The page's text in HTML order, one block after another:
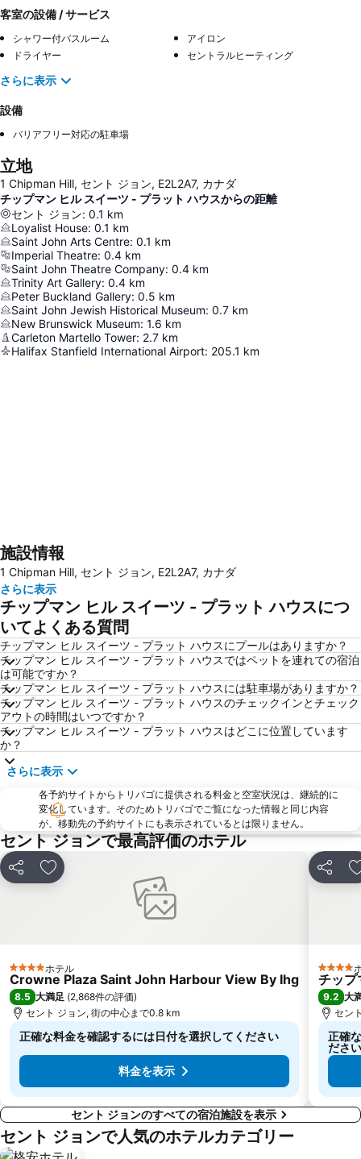
客室の設備 / サービス
シャワー付バスルーム
アイロン
ドライヤー
セントラルヒーティング
さらに表示
設備
バリアフリー対応の駐車場
立地
1 Chipman Hill, セント ジョン, E2L2A7, カナダ
チップマン ヒル スイーツ - プラット ハウスからの距離
セント ジョン: 0.1 km
Loyalist House: 0.1 km
Saint John Arts Centre: 0.1 km
Imperial Theatre: 0.4 km
Saint John Theatre Company: 0.4 km
Trinity Art Gallery: 0.4 km
Peter Buckland Gallery: 0.5 km
Saint John Jewish Historical Museum: 0.7 km
New Brunswick Museum: 1.6 km
Carleton Martello Tower: 2.7 km
Halifax Stanfield International Airport: 205.1 km
地図を拡大
施設情報
1 Chipman Hill, セント ジョン, E2L2A7, カナダ
さらに表示
チップマン ヒル スイーツ - プラット ハウスにつ
いてよくある質問
チップマン ヒル スイーツ - プラット ハウスにプールはありますか？
チップマン ヒル スイーツ - プラット ハウスではペットを連れての宿泊
は可能ですか？
チップマン ヒル スイーツ - プラット ハウスには駐車場がありますか？
チップマン ヒル スイーツ - プラット ハウスのチェックインとチェック
アウトの時間はいつですか？
チップマン ヒル スイーツ - プラット ハウスはどこに位置しています
か？
さらに表示
各予約サイトからトリバゴに提供される料金と空室状況は、継続的に
変化しています。そのためトリバゴでご覧になった情報と同じ内容
が、移動先の予約サイトにも表示されているとは限りません。
セント ジョンで最高評価のホテル
シェア お気に入りに追加
4 ホテルのランク
ホテル
Crowne Plaza Saint John Harbour View By Ihg
8.5 大満足 (2,868件の評価)
セント ジョン, 街の中心まで0.8 km
正確な料金を確認するには日付を選択してください
料金を表示
シェア
4 ホテ
チップ
9.2 大
セン
正確
ださい
セント ジョンのすべての宿泊施設を表示
セント ジョンで人気のホテルカテゴリー